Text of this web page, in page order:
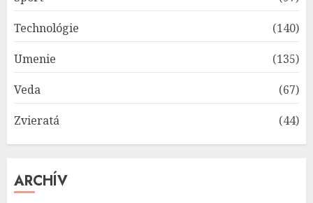
Technológie
(140)
Umenie
(135)
Veda
(67)
Zvieratá
(44)
ARCHÍV